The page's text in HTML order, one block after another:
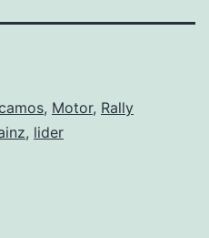
, Motor, Rally
, lider